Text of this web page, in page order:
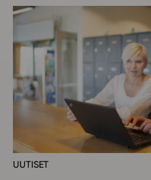
Opettaja
Opiskelija
Huoltaja
Kokeilutarjous
Ainstain
Alakoulu
Yläkoulu
Lukio
UUTISET